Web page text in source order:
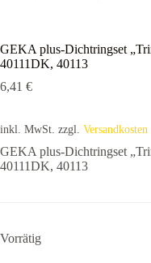
GEKA plus-Dichtringset
40111DK, 40113
6,41 €
inkl. MwSt. zzgl. Versandkosten
GEKA plus-Dichtringset
40111DK, 40113
Vorrätig